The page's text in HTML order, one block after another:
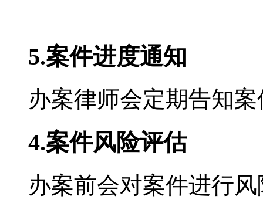
5.案件进度通知
办案律师会定期告知
4.案件风险评估
办案前会对案件进行